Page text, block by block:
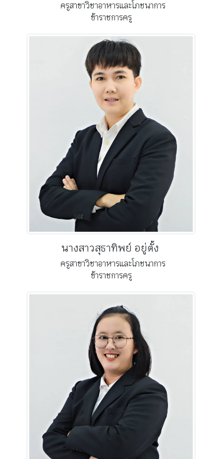
ครูสาขาวิชาอาหารและโภชนาการ
ข้าราชการครู
นางสาวสุธาทิพย์ อยู่ตั้ง
ครูสาขาวิชาอาหารและโภชนาการ
ข้าราชการครู